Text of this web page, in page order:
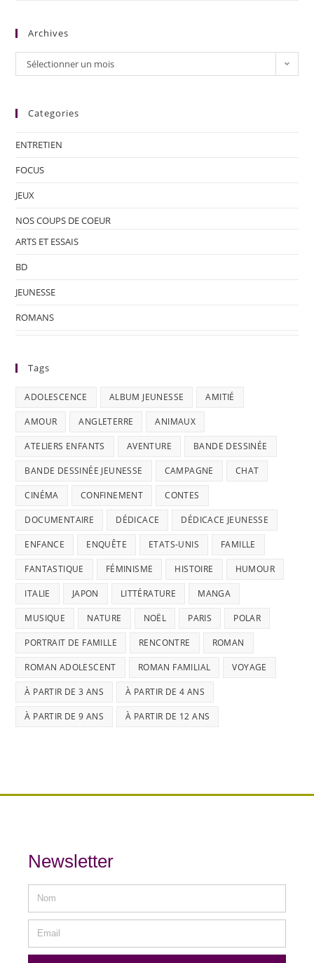
Archives
Sélectionner un mois
Categories
ENTRETIEN
FOCUS
JEUX
NOS COUPS DE COEUR
ARTS ET ESSAIS
BD
JEUNESSE
ROMANS
Tags
ADOLESCENCE ALBUM JEUNESSE AMITIÉ
AMOUR ANGLETERRE ANIMAUX
ATELIERS ENFANTS AVENTURE BANDE DESSINÉE
BANDE DESSINÉE JEUNESSE CAMPAGNE CHAT
CINÉMA CONFINEMENT CONTES
DOCUMENTAIRE DÉDICACE DÉDICACE JEUNESSE
ENFANCE ENQUÊTE ETATS-UNIS FAMILLE
FANTASTIQUE FÉMINISME HISTOIRE HUMOUR
ITALIE JAPON LITTÉRATURE MANGA
MUSIQUE NATURE NOËL PARIS POLAR
PORTRAIT DE FAMILLE RENCONTRE ROMAN
ROMAN ADOLESCENT ROMAN FAMILIAL VOYAGE
À PARTIR DE 3 ANS À PARTIR DE 4 ANS
À PARTIR DE 9 ANS À PARTIR DE 12 ANS
Newsletter